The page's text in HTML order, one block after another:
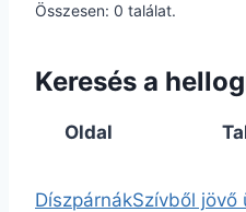
Összesen: 0 találat.
Keresés a
Oldal
DíszpárnákSzívből jövő